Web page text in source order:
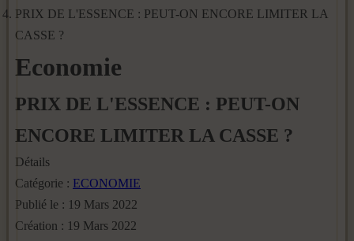
PRIX DE L'ESSENCE : PEUT-ON ENCORE LIMITER LA
CASSE ?
Economie
PRIX DE L'ESSENCE : PEUT-ON
ENCORE LIMITER LA CASSE ?
Détails
Catégorie : ECONOMIE
Publié le : 19 Mars 2022
Création : 19 Mars 2022